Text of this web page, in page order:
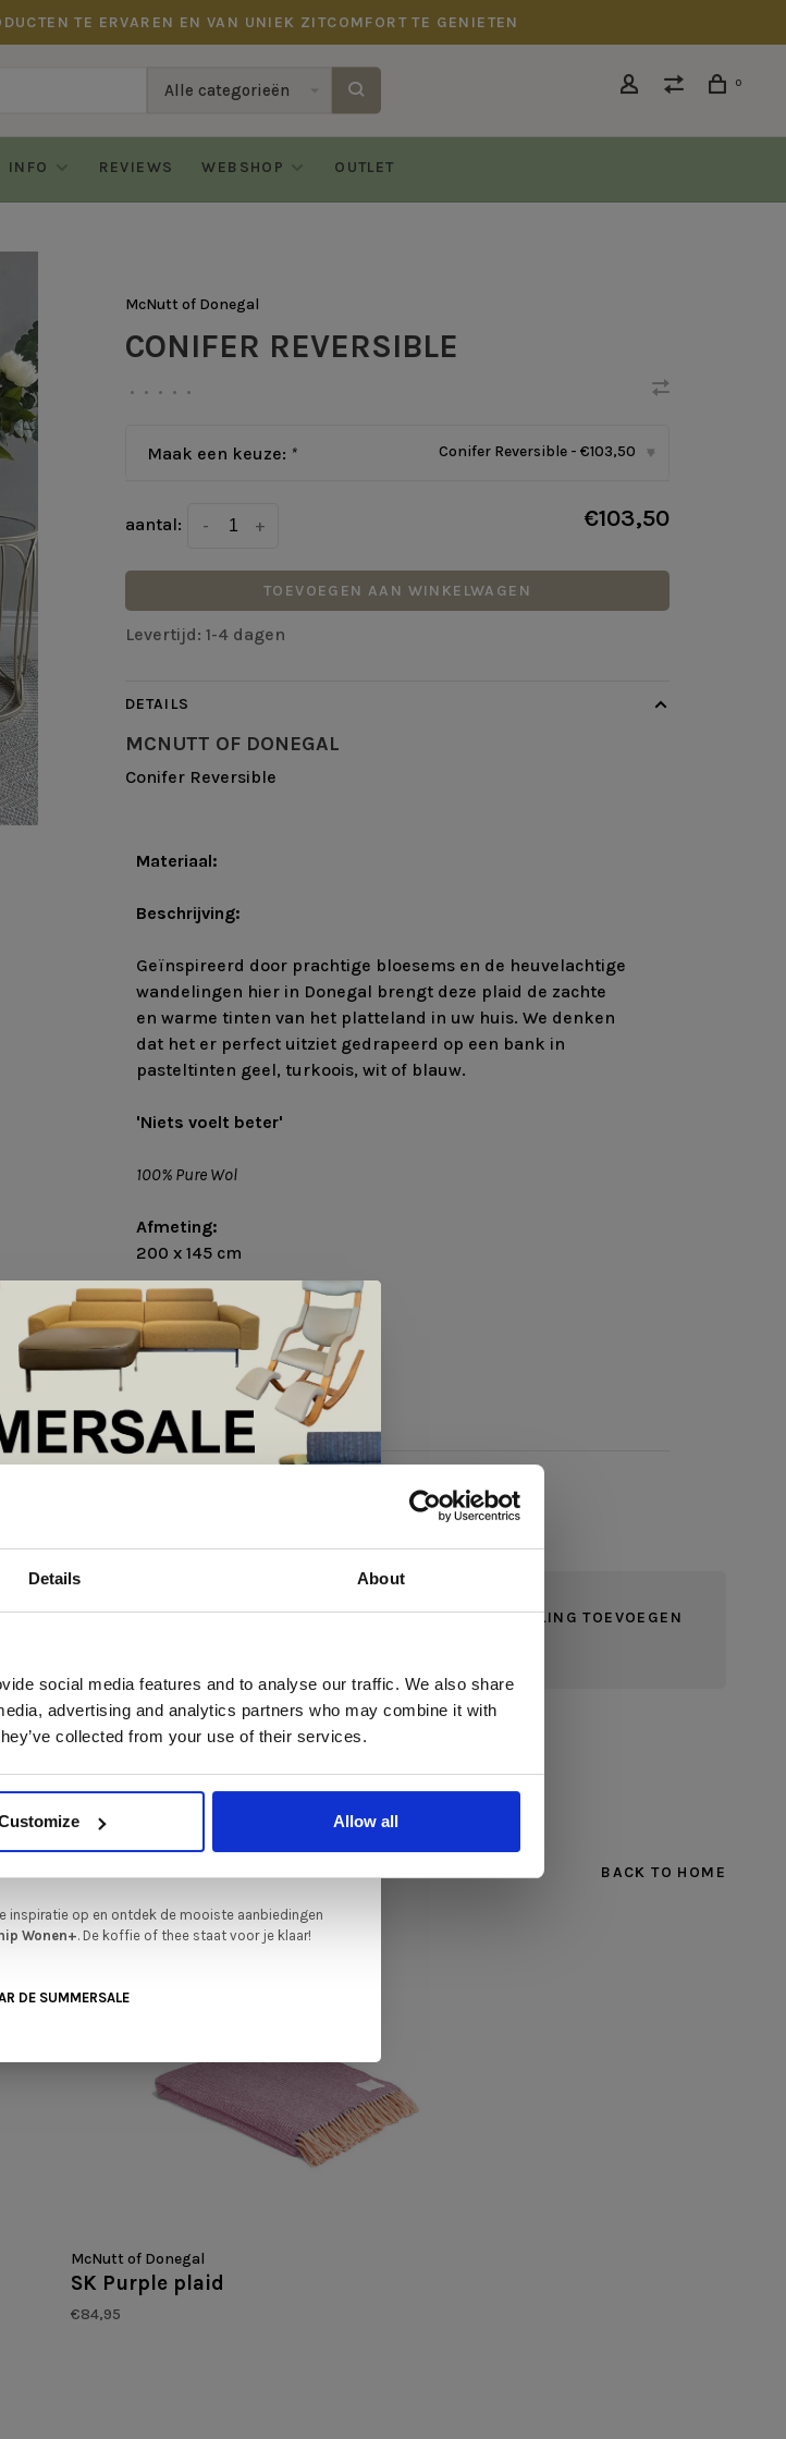
Details About
social media features and to analyse our traffic. We also share
advertising and analytics partners who may combine it with
collected from your use of their services.
Allow all
TE ERVAREN EN VAN UNIEK ZITCOMFORT TE GENIETEN
Alle categorieën 0
INFO REVIEWS WEBSHOP OUTLET
McNutt of Donegal
CONIFER REVERSIBLE
• • • • •
Maak een keuze: * Conifer Reversible - €103,50 ▾
aantal: +
- €103,50
TOEVOEGEN AAN WINKELWAGEN
Levertijd: 1-4 dagen
DETAILS
MCNUTT OF DONEGAL
Conifer Reversible
Materiaal:
Beschrijving:
Geïnspireerd door prachtige bloesems en de heuvelachtige
wandelingen hier in Donegal brengt deze plaid de zachte
en warme tinten van het platteland in uw huis. We denken
dat het er perfect uitziet gedrapeerd op een bank in
pasteltinten geel, turkoois, wit of blauw.
'Niets voelt beter'
100% Pure Wol
Afmeting:
200 x 145 cm
JE BEOORDELING TOEVOEGEN
PRODUCTEN
BACK TO HOME
McNutt of Donegal
SK Purple plaid
€84,95
Snip Wonen+ is gestart!
uitgebreide selectie designmeubelen van
merken. Onder andere showroommodellen
Sculptures Jeux Artisanzijn nu extra voordelig
geheel naar wens samen te stellen,
de uitstraling die je van Snip Wonen+ mag
inspiratie op en ontdek de mooiste aanbiedingen
Wonen+. De koffie of thee staat voor je klaar!
DE SUMMERSALE